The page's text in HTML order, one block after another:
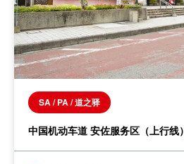
SA / PA / 道之驿
中国机动车道 安佐服务区（上行线）